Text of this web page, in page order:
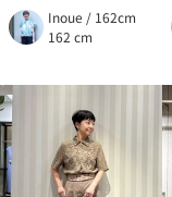
Inoue / 162cm
162 cm